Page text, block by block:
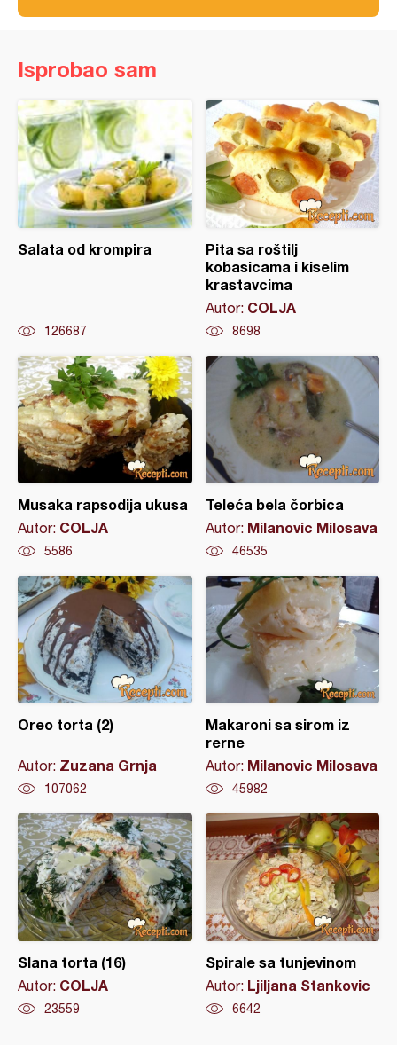
Isprobao sam
Salata od krompira
126687
Pita sa roštilj
kobasicama i kiselim
krastavcima
Autor: COLJA
8698
Musaka rapsodija ukusa
Autor: COLJA
5586
Teleća bela čorbica
Autor: Milanovic Milosava
46535
Oreo torta (2)
Autor: Zuzana Grnja
107062
Makaroni sa sirom iz
rerne
Autor: Milanovic Milosava
45982
Slana torta (16)
Autor: COLJA
23559
Spirale sa tunjevinom
Autor: Ljiljana Stankovic
6642